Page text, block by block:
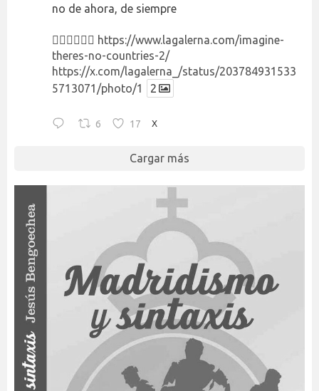
no de ahora, de siempre
👉🏻👉🏻👉🏻 https://www.lagalerna.com/imagine-
theres-no-countries-2/
https://x.com/lagalerna_/status/203784931533
5713071/photo/1
2
6 17 X
Cargar más